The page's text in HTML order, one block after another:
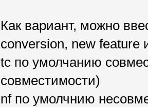
Как вариант, можно
conversion, new feature
tc по умолчанию
совместимости)
nf по умолчнию